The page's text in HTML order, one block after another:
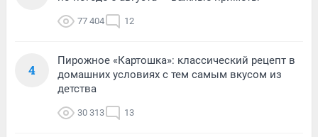
77 404 12
4
Пирожное «Картошка»: классический рецепт в
домашних условиях с тем самым вкусом из
детства
30 313 13